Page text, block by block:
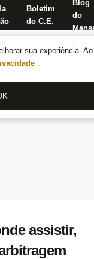
sua experiência.
.
Boletim
do C.E.
Blog
do
assistir,